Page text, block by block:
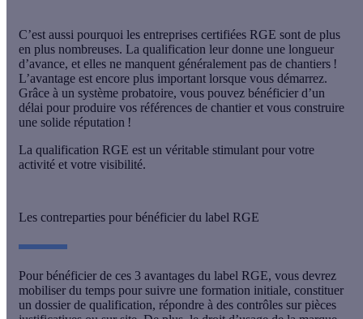
C’est aussi pourquoi les entreprises certifiées RGE sont de plus
en plus nombreuses. La qualification leur donne une longueur
d’avance, et elles ne manquent généralement pas de chantiers !
L’avantage est encore plus important lorsque vous démarrez.
Grâce à un système probatoire, vous pouvez bénéficier d’un
délai pour produire vos références de chantier et vous construire
une solide réputation !
La qualification RGE est un véritable stimulant pour votre
activité et votre visibilité.
Les contreparties pour bénéficier du label RGE
Pour bénéficier de ces 3 avantages du label RGE, vous devrez
mobiliser du temps pour suivre une formation initiale, constituer
un dossier de qualification, répondre à des contrôles sur pièces